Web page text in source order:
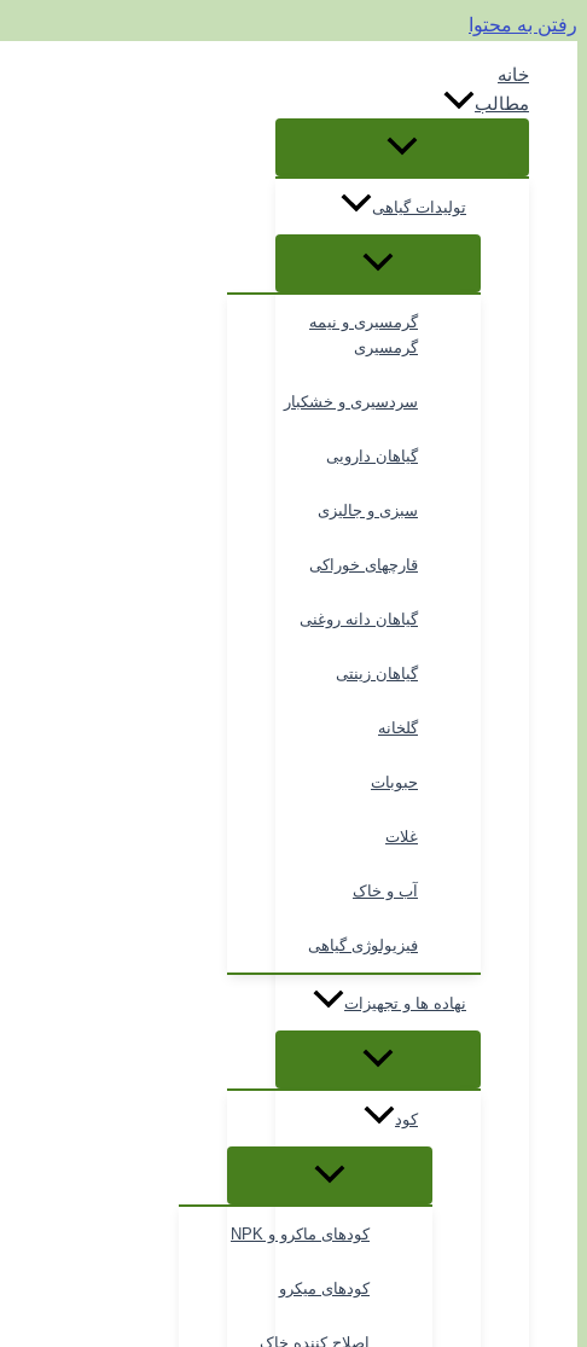
رفتن به محتوا
خانه
مطالب
تولیدات گیاهی
گرمسیری و نیمه
گرمسیری
سردسیری و خشکبار
گیاهان دارویی
سبزی و جالیزی
قارچهای خوراکی
گیاهان دانه روغنی
گیاهان زینتی
گلخانه
حبوبات
غلات
آب و خاک
فیزیولوژی گیاهی
نهاده ها و تجهیزات
کود
کودهای ماکرو و NPK
کودهای میکرو
اصلاح کننده خاک